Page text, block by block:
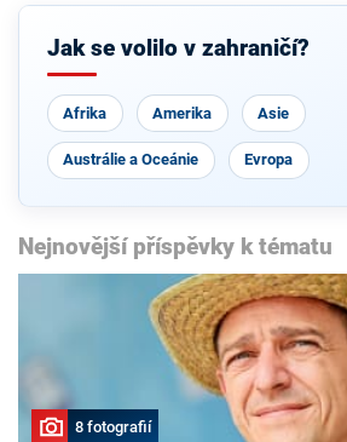
Jak se volilo v zahraničí?
Afrika Amerika Asie
Austrálie a Oceánie Evropa
Nejnovější příspěvky k tématu
8 fotografií